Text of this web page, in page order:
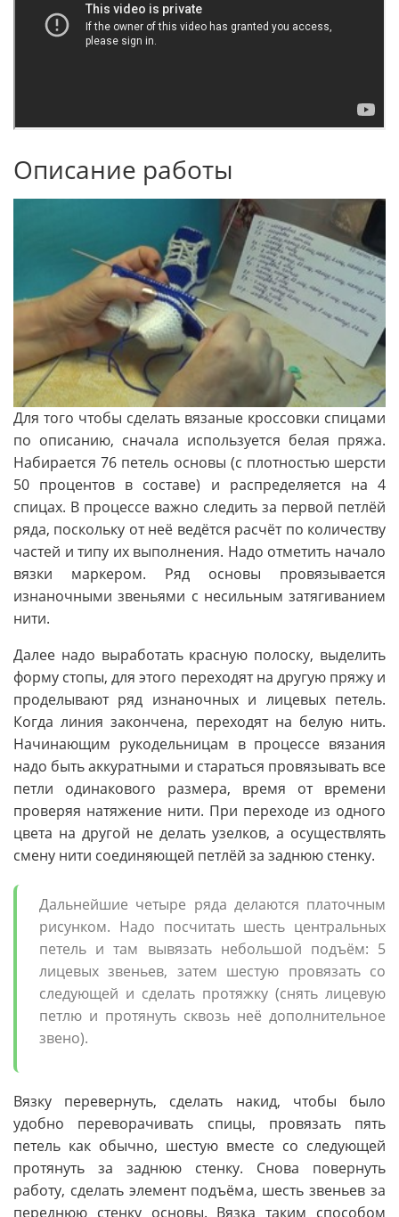
Описание работы
Для того чтобы сделать вязаные кроссовки спицами
по описанию, сначала используется белая пряжа.
Набирается 76 петель основы (с плотностью шерсти
50 процентов в составе) и распределяется на 4
спицах. В процессе важно следить за первой петлёй
ряда, поскольку от неё ведётся расчёт по количеству
частей и типу их выполнения. Надо отметить начало
вязки маркером. Ряд основы провязывается
изнаночными звеньями с несильным затягиванием
нити.
Далее надо выработать красную полоску, выделить
форму стопы, для этого переходят на другую пряжу и
проделывают ряд изнаночных и лицевых петель.
Когда линия закончена, переходят на белую нить.
Начинающим рукодельницам в процессе вязания
надо быть аккуратными и стараться провязывать все
петли одинакового размера, время от времени
проверяя натяжение нити. При переходе из одного
цвета на другой не делать узелков, а осуществлять
смену нити соединяющей петлёй за заднюю стенку.
Дальнейшие четыре ряда делаются платочным
рисунком. Надо посчитать шесть центральных
петель и там вывязать небольшой подъём: 5
лицевых звеньев, затем шестую провязать со
следующей и сделать протяжку (снять лицевую
петлю и протянуть сквозь неё дополнительное
звено).
Вязку перевернуть, сделать накид, чтобы было
удобно переворачивать спицы, провязать пять
петель как обычно, шестую вместе со следующей
протянуть за заднюю стенку. Снова повернуть
работу, сделать элемент подъёма, шесть звеньев за
переднюю стенку основы. Вязка таким способом